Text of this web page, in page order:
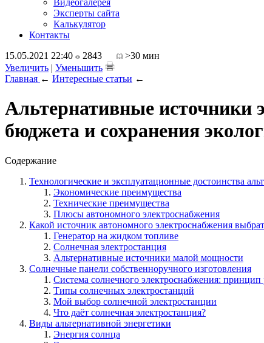
Видеогалерея
Эксперты сайта
Калькулятор
Контакты
15.05.2021 22:40
2843
>30 мин
Увеличить | Уменьшить
Главная ← Интересные статьи ←
Альтернативные источники
бюджета и сохранения
Содержание
Технологические и эксплуатационные достоинства
Экономические преимущества
Технические преимущества
Плюсы автономного электроснабжения
Какой источник автономного электроснабжения
Генератор на жидком топливе
Солнечная электростанция
Альтернативные источники малой мощности
Солнечные панели собственноручного изготовления
Система солнечного электроснабжения: принцип
Типы солнечных электростанций
Мой выбор солнечной электростанции
Что даёт солнечная электростанция?
Виды альтернативной энергетики
Энергия солнца